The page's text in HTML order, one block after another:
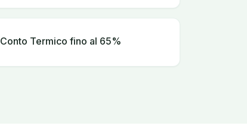
Conto Termico fino al 65%